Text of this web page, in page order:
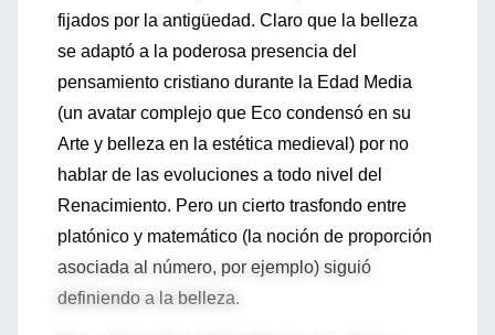
fijados por la antigüedad. Claro que la belleza
se adaptó a la poderosa presencia del
pensamiento cristiano durante la Edad Media
(un avatar complejo que Eco condensó en su
Arte y belleza en la estética medieval) por no
hablar de las evoluciones a todo nivel del
Renacimiento. Pero un cierto trasfondo entre
platónico y matemático (la noción de proporción
asociada al número, por ejemplo) siguió
definiendo a la belleza.